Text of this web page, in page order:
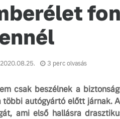
2020.08.25. 3 perc olvasás
csak beszélnek a
többi autógyártó előtt járnak.
ami első hallásra